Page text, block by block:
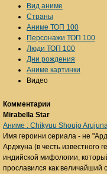
Вид аниме
Страны
Аниме ТОП 100
Персонажи ТОП 100
Люди ТОП 100
Дни рождения
Аниме картинки
Видео
Комментарии
Mirabella Star
Аниме : Chikyuu Shoujo
Имя героини сериала - не
Арджуна (в честь известного
индийской мифологии,
прославился как величайший